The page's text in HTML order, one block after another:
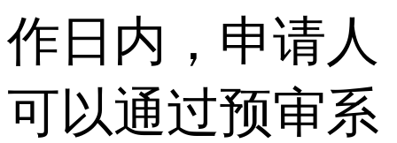
作日内，申请人
可以通过预审系